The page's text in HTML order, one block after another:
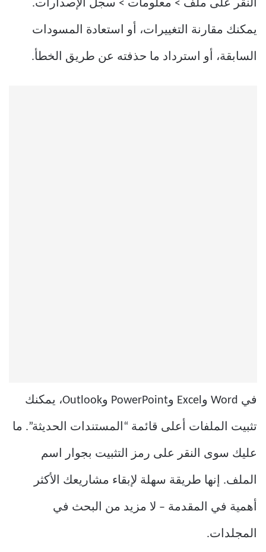
النقر على ملف > معلومات > سجل الإصدارات.
يمكنك مقارنة التغييرات، أو استعادة المسودات
السابقة، أو استرداد ما حذفته عن طريق الخطأ.
في Word وExcel وPowerPoint وOutlook، يمكنك
تثبيت الملفات أعلى قائمة “المستندات الحديثة”. ما
عليك سوى النقر على رمز التثبيت بجوار اسم
الملف. إنها طريقة سهلة لإبقاء مشاريعك الأكثر
أهمية في المقدمة – لا مزيد من البحث في
المجلدات.